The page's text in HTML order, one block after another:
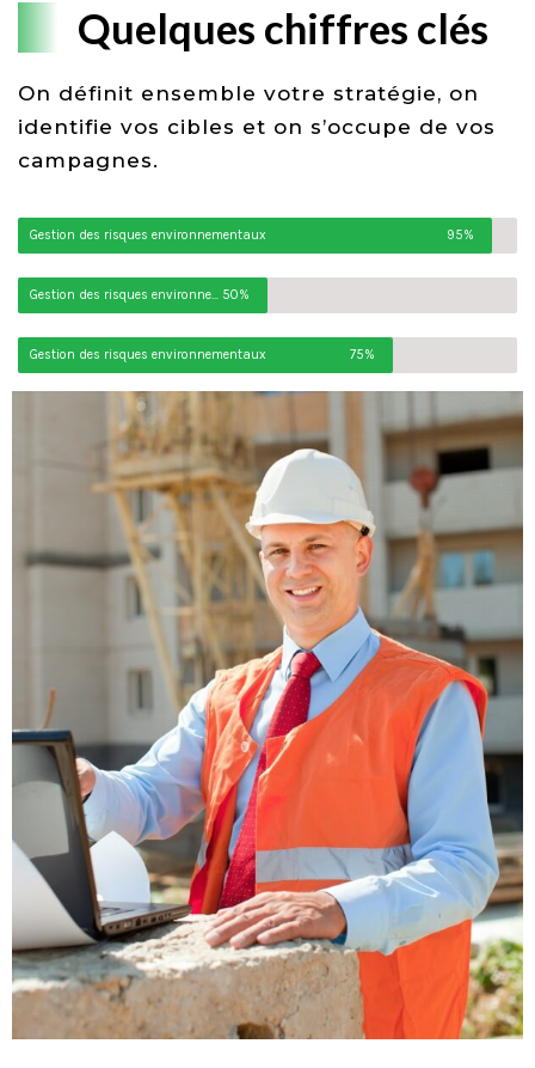
Quelques chiffres clés
On définit ensemble votre stratégie, on
identifie vos cibles et on s’occupe de vos
campagnes.
Gestion des risques environnementaux 95%
Gestion des risques environnementaux 50%
Gestion des risques environnementaux 75%